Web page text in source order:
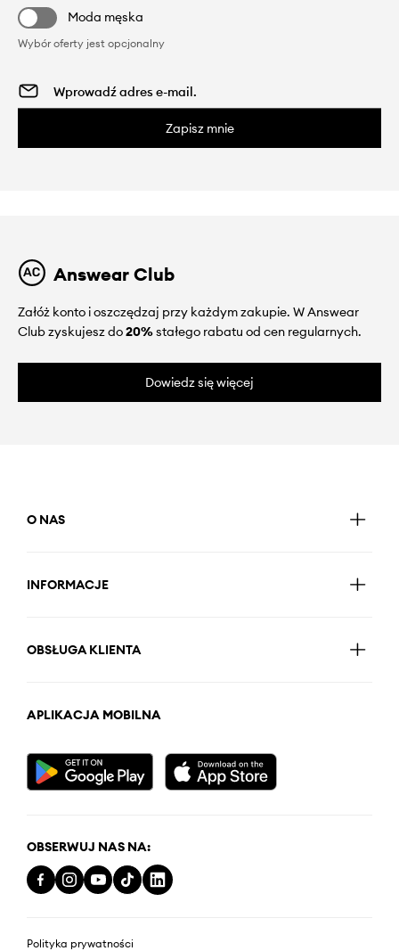
Moda męska
Wybór oferty jest opcjonalny
Zapisz mnie
Answear Club
Załóż konto i oszczędzaj przy każdym zakupie. W Answear
Club zyskujesz do20%stałego rabatu od cen regularnych.
Dowiedz się więcej
O NAS
INFORMACJE
OBSŁUGA KLIENTA
APLIKACJA MOBILNA
OBSERWUJ NAS NA:
Polityka prywatności